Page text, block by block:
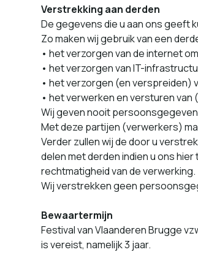
Verstrekking aan der­den
De gegevens die u aan ons geeft
Zo mak­en wij gebruik van een
• het ver­zor­gen van de inter­net
• het ver­zor­gen van IT-
• het ver­zor­gen (en ver­sprei­den)
• het ver­w­erken en ver­s­turen van
Wij geven nooit
Met deze par­ti­jen (ver­w­erk­ers)
Verder zullen wij de door u
delen met der­den indi­en u ons
recht­matigheid van de verwerking.
Wij ver­strekken geen
Bewaartermijn
Festival van Vlaanderen Brugge
is vereist, namelijk 3 jaar.